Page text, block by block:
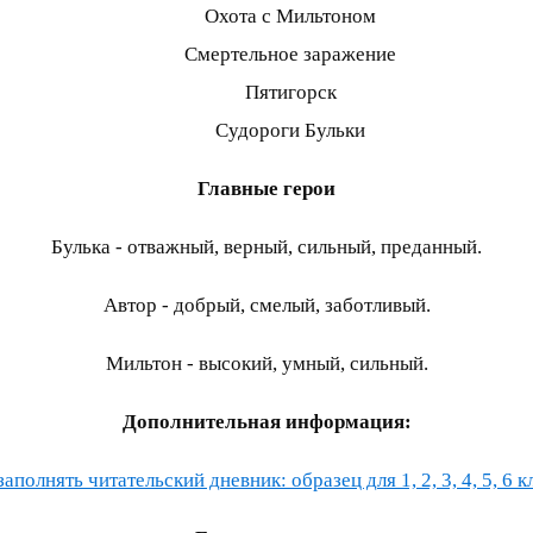
Охота с Мильтоном
Смертельное заражение
Пятигорск
Судороги Бульки
Главные герои
Булька - отважный, верный, сильный, преданный.
Автор - добрый, смелый, заботливый.
Мильтон - высокий, умный, сильный.
Дополнительная информация:
читательский дневник: образец для 1, 2, 3, 4, 5, 6